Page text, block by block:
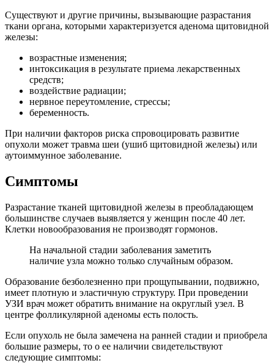
Существуют и другие причины, вызывающие разрастания
ткани органа, которыми характеризуется аденома щитовидной
железы:
возрастные изменения;
интоксикация в результате приема лекарственных
средств;
воздействие радиации;
нервное переутомление, стрессы;
беременность.
При наличии факторов риска спровоцировать развитие
опухоли может травма шеи (ушиб щитовидной железы) или
аутоиммунное заболевание.
Симптомы
Разрастание тканей щитовидной железы в преобладающем
большинстве случаев выявляется у женщин после 40 лет.
Клетки новообразования не производят гормонов.
На начальной стадии заболевания заметить
наличие узла можно только случайным образом.
Образование безболезненно при прощупывании, подвижно,
имеет плотную и эластичную структуру. При проведении
УЗИ врач может обратить внимание на округлый узел. В
центре фолликулярной аденомы есть полость.
Если опухоль не была замечена на ранней стадии и приобрела
большие размеры, то о ее наличии свидетельствуют
следующие симптомы: